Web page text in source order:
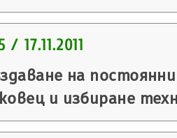
/ 17.11.2011
на
и избиране